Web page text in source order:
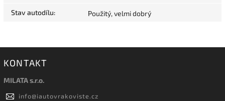
Stav autodílu: Použitý, velmi dobrý
KONTAKT
MILATA s.r.o.
info@iautovrakoviste.cz